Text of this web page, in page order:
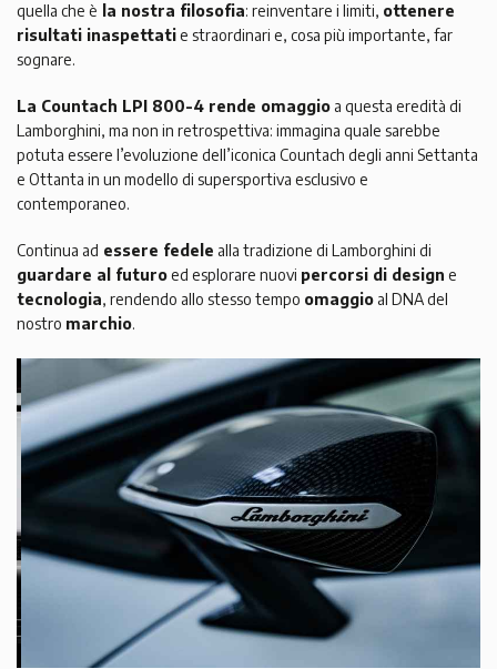
quella che è la nostra filosofia: reinventare i limiti, ottenere
risultati inaspettatie straordinari e, cosa più importante, far
sognare.
La Countach LPI 800-4 rende omaggio a questa eredità di
Lamborghini, ma non in retrospettiva: immagina quale sarebbe
potuta essere l’evoluzione dell’iconica Countach degli anni Settanta
e Ottanta in un modello di supersportiva esclusivo e
contemporaneo.
Continua ad essere fedele alla tradizione di Lamborghini di
guardare al futuroed esplorare nuovi percorsi di design e
tecnologia, rendendo allo stesso tempo omaggio al DNA del
nostro marchio.